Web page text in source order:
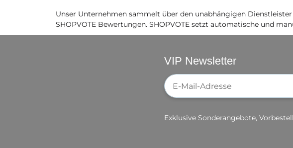
Unser Unternehmen sammelt über den unabhängigen Dienstleister
SHOPVOTE Bewertungen. SHOPVOTE setzt automatische und
VIP Newsletter
Newsletter-Registrierung
Exklusive Sonderangebote,